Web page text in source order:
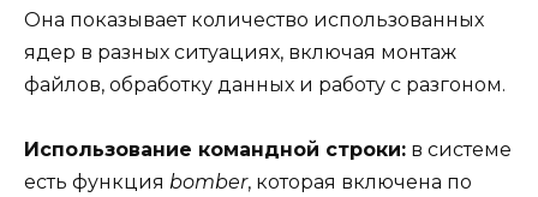
Она показывает количество использованных
ядер в разных ситуациях, включая монтаж
файлов, обработку данных и работу с разгоном.
Использование командной строки: в системе
есть функция bomber, которая включена по